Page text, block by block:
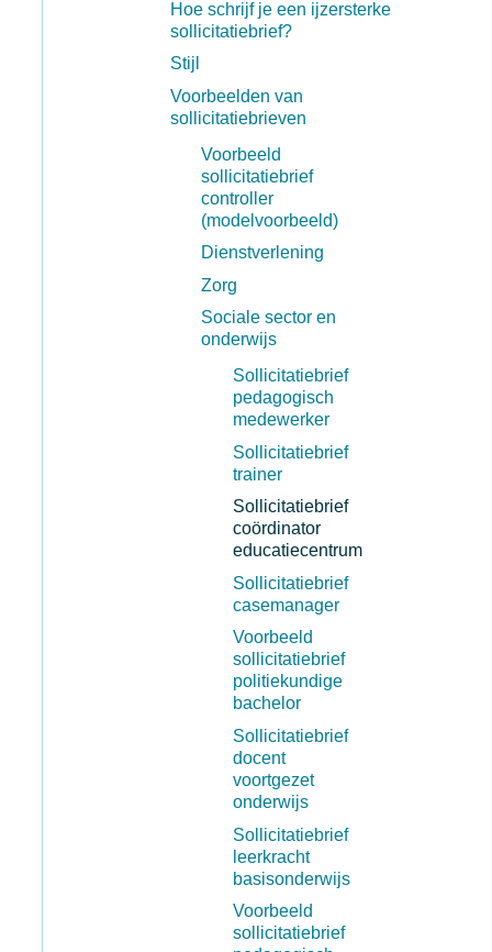
Hoe schrijf je een ijzersterke
sollicitatiebrief?
Stijl
Voorbeelden van
sollicitatiebrieven
Voorbeeld
sollicitatiebrief
controller
(modelvoorbeeld)
Dienstverlening
Zorg
Sociale sector en
onderwijs
Sollicitatiebrief
pedagogisch
medewerker
Sollicitatiebrief
trainer
Sollicitatiebrief
coördinator
educatiecentrum
Sollicitatiebrief
casemanager
Voorbeeld
sollicitatiebrief
politiekundige
bachelor
Sollicitatiebrief
docent
voortgezet
onderwijs
Sollicitatiebrief
leerkracht
basisonderwijs
Voorbeeld
sollicitatiebrief